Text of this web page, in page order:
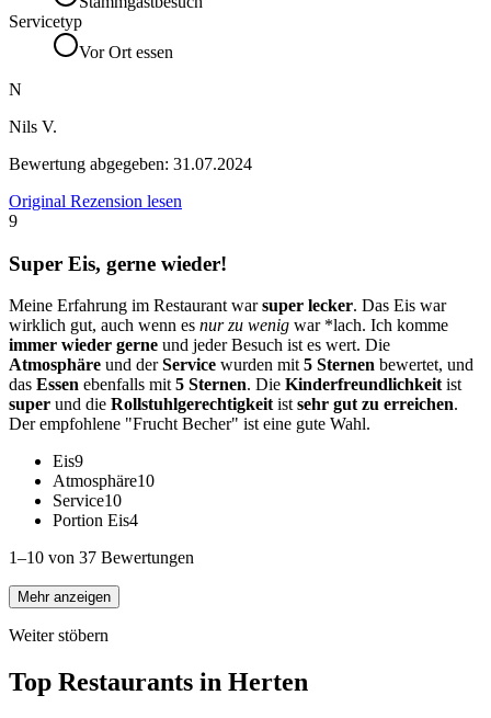
Servicetyp
Vor Ort essen
N
Nils V.
Bewertung abgegeben: 31.07.2024
Original Rezension lesen
9
Super Eis, gerne wieder!
Meine Erfahrung im Restaurant warsuper lecker. Das Eis war
wirklich gut, auch wenn es nur zu wenig war *lach. Ich komme
immer wieder gerne und jeder Besuch ist es wert. Die
Atmosphäre und derService wurden mit 5 Sternen bewertet, und
das Essen ebenfalls mit 5 Sternen. Die Kinderfreundlichkeit ist
super und die Rollstuhlgerechtigkeit ist sehr gut zu erreichen.
Der empfohlene "Frucht Becher" ist eine gute Wahl.
Eis9
Atmosphäre10
Service10
Portion Eis4
1–10 von 37 Bewertungen
Mehr anzeigen
Weiter stöbern
Top Restaurants in Herten